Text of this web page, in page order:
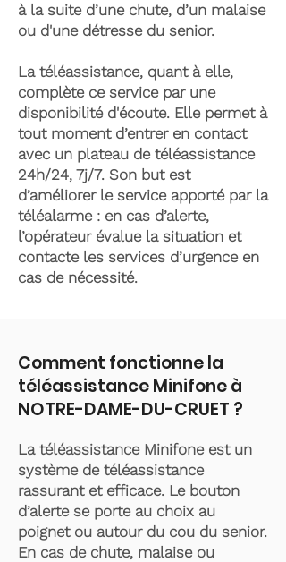
à la suite d’une chute, d’un malaise
ou d'une détresse du senior.
La téléassistance, quant à elle,
complète ce service par une
disponibilité d'écoute. Elle permet à
tout moment d’entrer en contact
avec un plateau de téléassistance
24h/24, 7j/7. Son but est
d’améliorer le service apporté par la
téléalarme : en cas d’alerte,
l’opérateur évalue la situation et
contacte les services d’urgence en
cas de nécessité.
Comment fonctionne la
téléassistance Minifone à
NOTRE-DAME-DU-CRUET ?
La téléassistance Minifone est un
système de téléassistance
rassurant et efficace. Le bouton
d’alerte se porte au choix au
poignet ou autour du cou du senior.
En cas de chute, malaise ou